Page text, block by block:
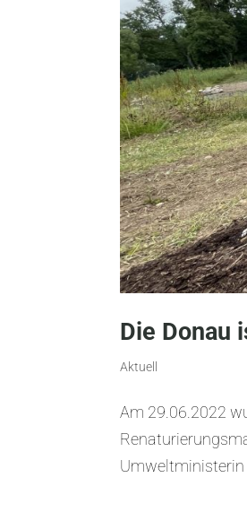
Die Donau
Aktuell
Am 29.06.2022
Umweltministerin